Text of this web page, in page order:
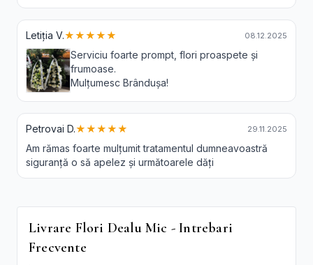
Letiția V.★★★★★ 08.12.2025
Serviciu foarte prompt, flori proaspete și
frumoase.
Mulțumesc Brândușa!
Petrovai D.★★★★★ 29.11.2025
Am rămas foarte mulțumit tratamentul dumneavoastră
siguranță o să apelez și următoarele dăți
Livrare Flori Dealu Mic - Intrebari
Frecvente